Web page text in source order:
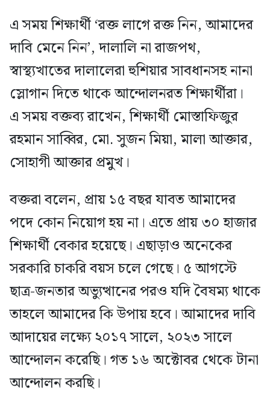
এ সময় শিক্ষার্থী ‘রক্ত লাগে রক্ত নিন, আমাদের
দাবি মেনে নিন’, দালালি না রাজপথ,
স্বাস্থ্যখাতের দালালেরা হুশিয়ার সাবধানসহ নানা
স্লোগান দিতে থাকে আন্দোলনরত শিক্ষার্থীরা।
এ সময় বক্তব্য রাখেন, শিক্ষার্থী মোস্তাফিজুর
রহমান সাব্বির, মো. সুজন মিয়া, মালা আক্তার,
সোহাগী আক্তার প্রমুখ।
বক্তরা বলেন, প্রায় ১৫ বছর যাবত আমাদের
পদে কোন নিয়োগ হয় না। এতে প্রায় ৩০ হাজার
শিক্ষার্থী বেকার হয়েছে। এছাড়াও অনেকের
সরকারি চাকরি বয়স চলে গেছে। ৫ আগস্টে
ছাত্র-জনতার অভ্যুত্থানের পরও যদি বৈষম্য থাকে
তাহলে আমাদের কি উপায় হবে। আমাদের দাবি
আদায়ের লক্ষ্যে ২০১৭ সালে, ২০২৩ সালে
আন্দোলন করেছি। গত ১৬ অক্টোবর থেকে টানা
আন্দোলন করছি।